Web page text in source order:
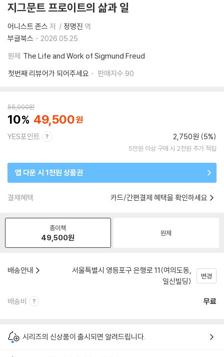
지그문트 프로이트의 삶과 일
어니스트 존스 저 정명진 역
부글북스
2026.05.25.
원제 The Life and Work of Sigmund Freud
첫번째 리뷰어가 되어주세요
판매지수 90
55,000원
10 49,500
YES포인트 2,750원 (5%)
5만원 이상 구매 시 2천원 추가 적립
앱 다운 시 1천원 상품권
결제혜택 카드/간편결제 혜택을 확인하세요
종이책
49,500원 원제
배송안내
서울특별시 영등포구 은행로 11(여의도동,
일신빌딩)
변경
배송비 무료
시리즈의 신상품이 출시되면 알려드립니다.